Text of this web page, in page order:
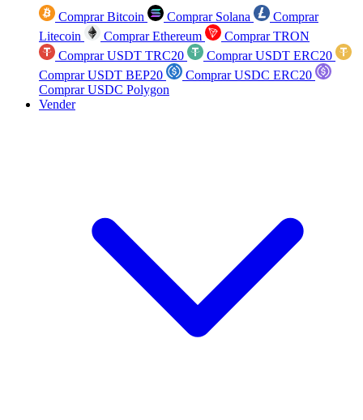
Comprar Bitcoin Comprar Solana
Comprar
Litecoin
Comprar Ethereum
Comprar TRON
Comprar USDT TRC20
Comprar USDT ERC20
Comprar USDT BEP20
Comprar USDC ERC20
Comprar USDC Polygon
Vender